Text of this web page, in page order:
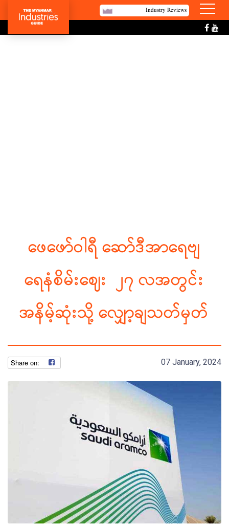
Industry Reviews
ဖေဖော်ဝါရီ ဆော်ဒီအာရေဗျ
ရေနံစိမ်းဈေး ၂၇ လအတွင်း
အနိမ့်ဆုံးသို့ လျှော့ချသတ်မှတ်
07 January, 2024